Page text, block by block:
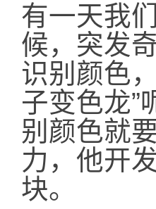
有一天我
候，突发
识别颜色
子变色龙”
别颜色就
力，他开
块。